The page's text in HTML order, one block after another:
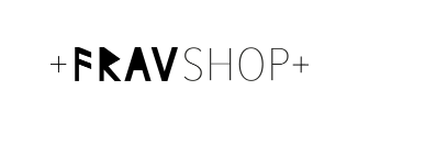
Fravshop